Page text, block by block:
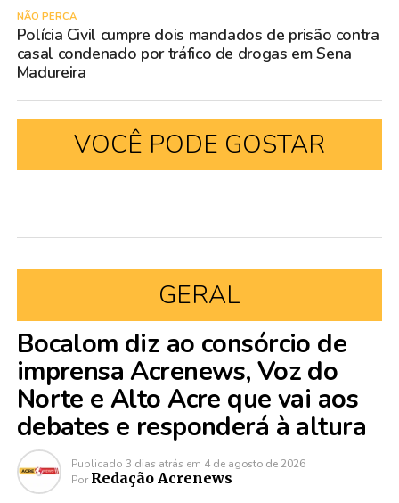
NÃO PERCA
Polícia Civil cumpre dois mandados de prisão contra
casal condenado por tráfico de drogas em Sena
Madureira
VOCÊ PODE GOSTAR
GERAL
Bocalom diz ao consórcio de
imprensa Acrenews, Voz do
Norte e Alto Acre que vai aos
debates e responderá à altura
Publicado 3 dias atrás em 4 de agosto de 2026
Por Redação Acrenews